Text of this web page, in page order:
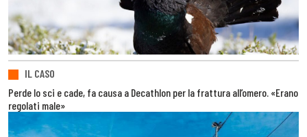
IL CASO
Perde lo sci e cade, fa causa a Decathlon per la frattura all’omero. «Erano
regolati male»